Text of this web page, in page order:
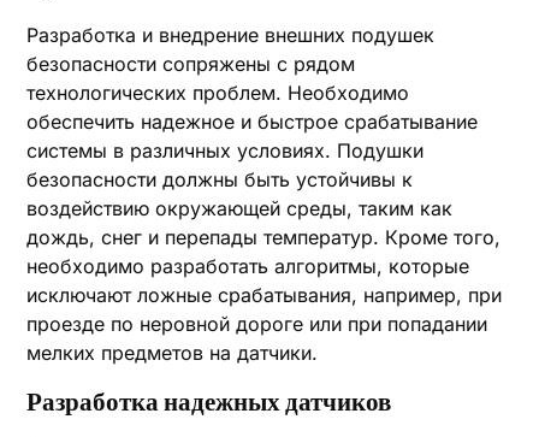
Разработка и внедрение внешних подушек
безопасности сопряжены с рядом
технологических проблем. Необходимо
обеспечить надежное и быстрое срабатывание
системы в различных условиях. Подушки
безопасности должны быть устойчивы к
воздействию окружающей среды, таким как
дождь, снег и перепады температур. Кроме того,
необходимо разработать алгоритмы, которые
исключают ложные срабатывания, например, при
проезде по неровной дороге или при попадании
мелких предметов на датчики.
Разработка надежных датчиков